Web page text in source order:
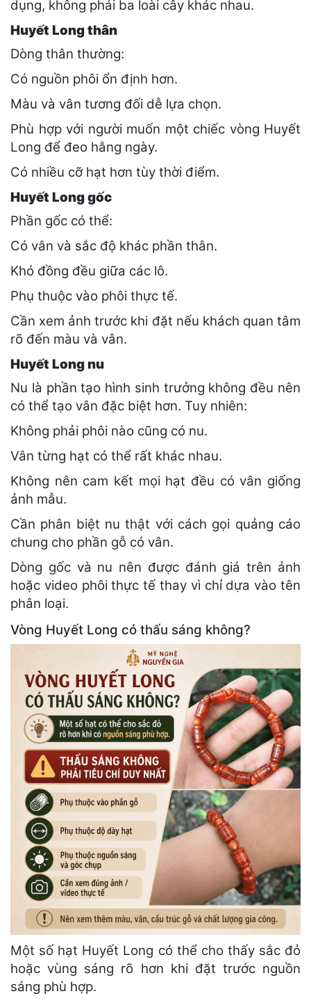
dụng, không phải ba loài cây khác nhau.
Huyết Long thân
Dòng thân thường:
Có nguồn phôi ổn định hơn.
Màu và vân tương đối dễ lựa chọn.
Phù hợp với người muốn một chiếc vòng Huyết
Long để đeo hằng ngày.
Có nhiều cỡ hạt hơn tùy thời điểm.
Huyết Long gốc
Phần gốc có thể:
Có vân và sắc độ khác phần thân.
Khó đồng đều giữa các lô.
Phụ thuộc vào phôi thực tế.
Cần xem ảnh trước khi đặt nếu khách quan tâm
rõ đến màu và vân.
Huyết Long nu
Nu là phần tạo hình sinh trưởng không đều nên
có thể tạo vân đặc biệt hơn. Tuy nhiên:
Không phải phôi nào cũng có nu.
Vân từng hạt có thể rất khác nhau.
Không nên cam kết mọi hạt đều có vân giống
ảnh mẫu.
Cần phân biệt nu thật với cách gọi quảng cáo
chung cho phần gỗ có vân.
Dòng gốc và nu nên được đánh giá trên ảnh
hoặc video phôi thực tế thay vì chỉ dựa vào tên
phân loại.
Vòng Huyết Long có thấu sáng không?
Một số hạt Huyết Long có thể cho thấy sắc đỏ
hoặc vùng sáng rõ hơn khi đặt trước nguồn
sáng phù hợp.